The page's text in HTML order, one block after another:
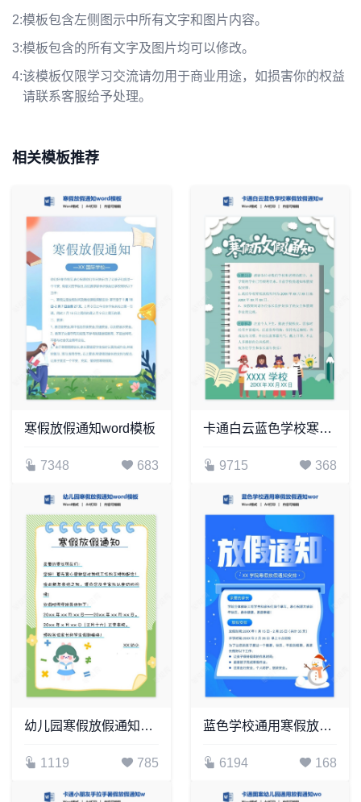
2:模板包含左侧图示中所有文字和图片内容。
3:模板包含的所有文字及图片均可以修改。
4:该模板仅限学习交流请勿用于商业用途，如损害你的权益
请联系客服给予处理。
相关模板推荐
寒假放假通知word模板
7348 683
卡通白云蓝色学校寒假放假通知word模板
9715 368
幼儿园寒假放假通知word模板
1119 785
蓝色学校通用寒假放假通知word模板
6194 168